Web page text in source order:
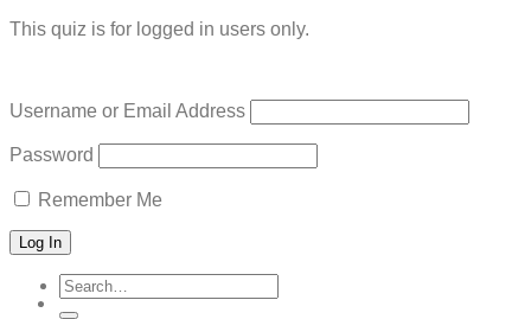
This quiz is for logged in users only.
Username or Email Address
Password
Remember Me
Search
for: